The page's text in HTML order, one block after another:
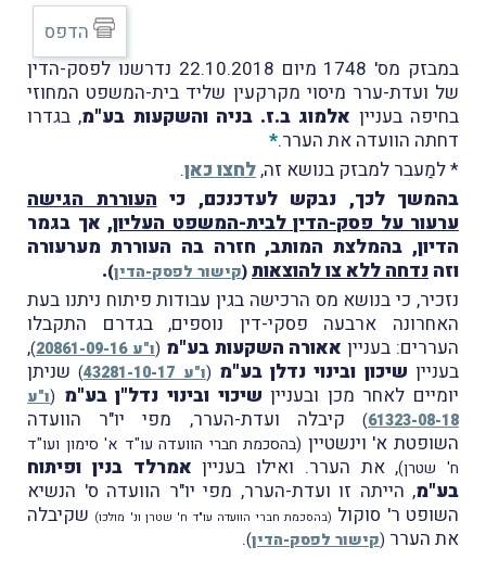
במבזק מס' 1748 מיום 22.10.2018 נדרשנו לפסק-הדין
של ועדת-ערר מיסוי מקרקעין שליד בית-המשפט המחוזי
בחיפה בעניין אלמוג ב.ז. בניה והשקעות בע"מ, בגדרו
דחתה הוועדה את הערר.*
* למַעבר למבזק בנושא זה,לחצו כאן.
בהמשך לכך, נבקש לעדכנכם, כיהעוררת הגישה
ערעור על פסק-הדין לבית-המשפט העליון, אך בגמר
הדיון, בהמלצת המותב, חזרה בה העוררת מערעורה
וזה נדחהללא צו להוצאות(קישור לפסק-הדין)
.
נזכיר, כי בנושא מס הרכישה בגין עבודות פיתוח ניתנו בעת
האחרונה ארבעה פסקי-דין נוספים, בגדרם התקבלו
העררים: בעניין אאורה השקעות בע"מ (ו"ע 20861-09-16 )
,
בעניין שיכון ובינוי נדלן בע"מ (ו"ע 43281-10-17 )שניתן
יומיים לאחר מכן ובעניין שיכוי ובינוי נדל"ן בע"מ (ו"ע
61323-08-18
) קיבלה ועדת-הערר, מפי יו"ר הוועדה
השופטת א' וינשטיין (בהסכמת חברי הוועדה עו"ד א' סימון ועו"ד
ח' שטרן), את הערר. ואילו בעניין אמרלד בנין ופיתוח
בע"מ, הייתה זו ועדת-הערר, מפי יו"ר הוועדה ס' הנשיא
השופט ר' סוקול (בהסכמת חברי הוועדה עו"ד ח' שטרן ונ' מולכו) שקיבלה
את הערר (קישור לפסק-הדין)
.